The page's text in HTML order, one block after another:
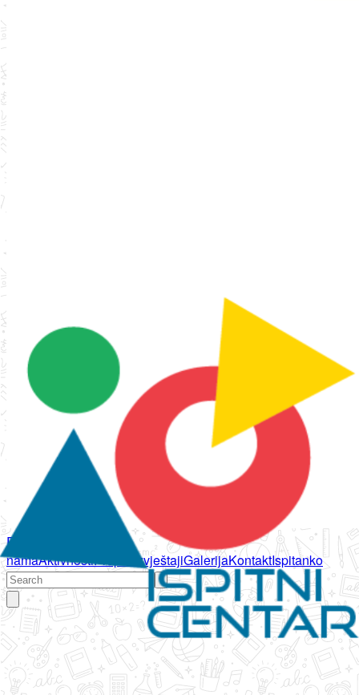
Početna
namaAktivnostiPropisi IzvještajiGalerijaKontaktIspitanko